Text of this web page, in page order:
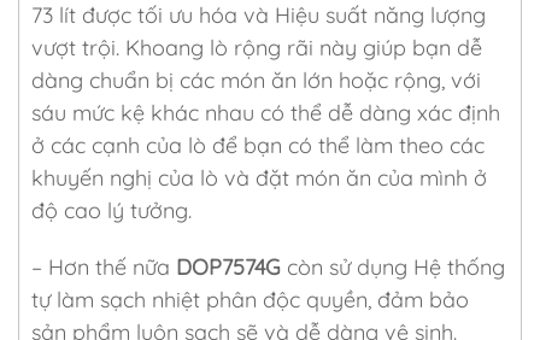
73 lít được tối ưu hóa và Hiệu suất năng lượng
vượt trội. Khoang lò rộng rãi này giúp bạn dễ
dàng chuẩn bị các món ăn lớn hoặc rộng, với
sáu mức kệ khác nhau có thể dễ dàng xác định
ở các cạnh của lò để bạn có thể làm theo các
khuyến nghị của lò và đặt món ăn của mình ở
độ cao lý tưởng.
– Hơn thế nữa DOP7574G còn sử dụng Hệ thống
tự làm sạch nhiệt phân độc quyền, đảm bảo
sản phẩm luôn sạch sẽ và dễ dàng vệ sinh.